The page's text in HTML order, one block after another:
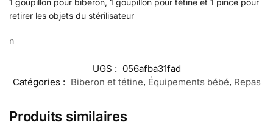
retirer les objets du stérilisateur
n
UGS : 056afba31fad
Catégories : Biberon et tétine, Équipements bébé, Repas
Produits similaires